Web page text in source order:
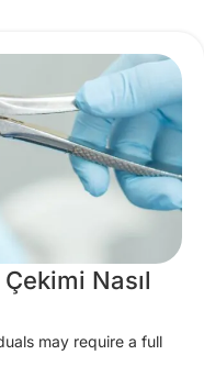
Nasıl
may require a full